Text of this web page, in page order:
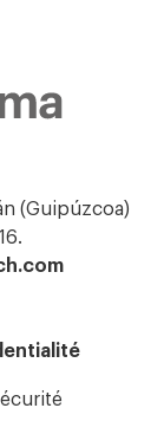
(Guipúzcoa)